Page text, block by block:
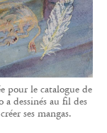
pour le catalogue de
a dessinés au fil des
ses mangas.